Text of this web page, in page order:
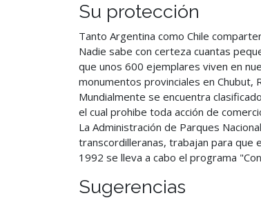
Su protección
Tanto Argentina como Chile
Nadie sabe con certeza cuantas
que unos 600 ejemplares viven en
monumentos provinciales en Chubut,
Mundialmente se encuentra
el cual prohibe toda acción de
La Administración de Parques
transcordilleranas, trabajan para que
1992 se lleva a cabo el programa
Sugerencias